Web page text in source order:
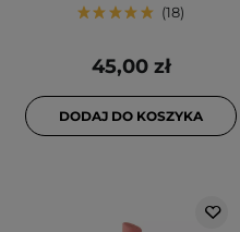
18
45,00 zł
DODAJ DO KOSZYKA